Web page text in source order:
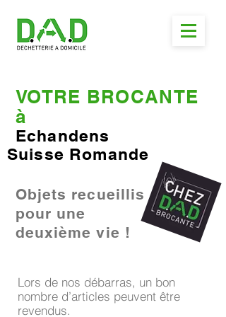
VOTRE BROCANTE
à
Echandens
Suisse Romande
Objets recueillis
pour une
deuxième vie !
Lors de nos débarras, un bon
nombre d’articles peuvent être
revendus.